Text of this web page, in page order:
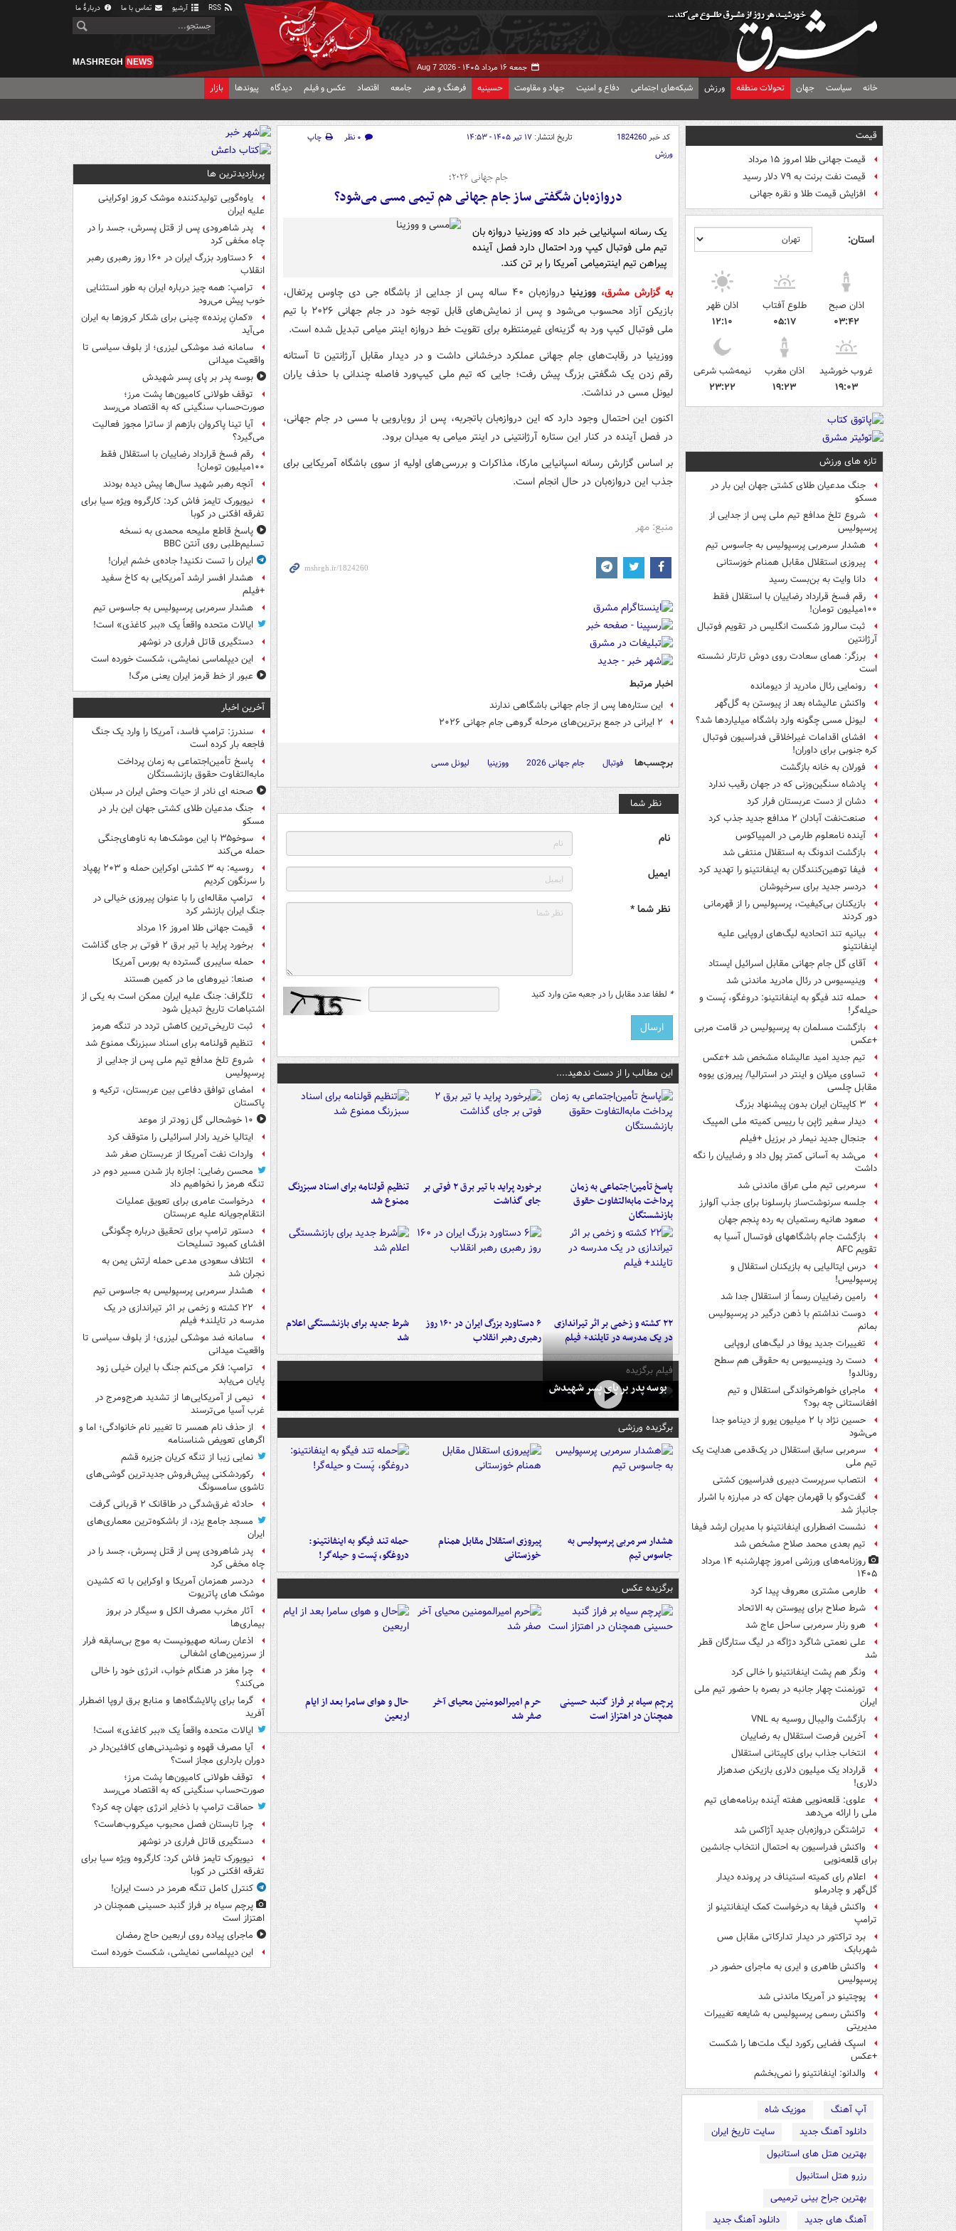
آرشیو تماس با ما دربارهٔ ما
جمعه ۱۶ مرداد ۱۴۰۵ - Aug 7 2026
MASHREGH NEWS
خانه سیاست جهان تحولات منطقه ورزش شبکه‌های اجتماعی دفاع و امنیت جهاد و مقاومت حسینیه فرهنگ و هنر جامعه اقتصاد عکس و فیلم دیدگاه پیوندها بازار
قیمت
قیمت جهانی طلا امروز ۱۵ مرداد
قیمت نفت برنت به ۷۹ دلار رسید
افزایش قیمت طلا و نقره جهانی
استان:
اذان صبح
۰۳:۴۲
طلوع آفتاب
۰۵:۱۷
اذان ظهر
۱۲:۱۰
غروب خورشید
۱۹:۰۳
اذان مغرب
۱۹:۲۳
نیمه‌شب شرعی
۲۳:۲۲
تازه های ورزش
جنگ مدعیان طلای کشتی جهان این بار در
مسکو
شروع تلخ مدافع تیم ملی پس از جدایی از
پرسپولیس
هشدار سرمربی پرسپولیس به جاسوس تیم
پیروزی استقلال مقابل همنام خوزستانی
دانا وایت به بن‌بست رسید
رقم فسخ قرارداد رضاییان با استقلال فقط
۱۰۰میلیون تومان!
ثبت سالروز شکست انگلیس در تقویم فوتبال
آرژانتین
برزگر: همای سعادت روی دوش تارتار نشسته
است
رونمایی رئال مادرید از دیومانده
واکنش عالیشاه بعد از پیوستن به گل‌گهر
لیونل مسی چگونه وارد باشگاه میلیاردها شد؟
افشای اقدامات غیراخلاقی فدراسیون فوتبال
کره جنوبی برای داوران!
فورلان به خانه بازگشت
پادشاه سنگین‌وزنی که در جهان رقیب ندارد
دشان از دست عربستان فرار کرد
صنعت‌نفت آبادان ۲ مدافع جدید جذب کرد
آینده نامعلوم طارمی در المپیاکوس
بازگشت اندونگ به استقلال منتفی شد
فیفا توهین‌کنندگان به اینفانتینو را تهدید کرد
دردسر جدید برای سرخپوشان
بازیکنان بی‌کیفیت، پرسپولیس را از قهرمانی
دور کردند
بیانیه تند اتحادیه لیگ‌های اروپایی علیه
اینفانتینو
آقای گل جام جهانی مقابل اسرائیل ایستاد
وینیسیوس در رئال مادرید ماندنی شد
حمله تند فیگو به اینفانتینو: دروغگو، پَست‌ و
حیله‌گر!
بازگشت مسلمان به پرسپولیس در قامت مربی
+عکس
تیم جدید امید عالیشاه مشخص شد +عکس
تساوی میلان و اینتر در استرالیا/ پیروزی یووه
مقابل چلسی
۳ کاپیتان ایران بدون پیشنهاد بزرگ
دیدار سفیر ژاپن با رییس کمیته ملی المپیک
جنجال جدید نیمار در برزیل +فیلم
می‌شد به آسانی کمتر پول داد و رضاییان را نگه
داشت
سرمربی تیم ملی عراق ماندنی شد
جلسه سرنوشت‌ساز بارسلونا برای جذب آلوارز
صعود هانیه رستمیان به رده پنجم جهان
بازگشت جام باشگاههای فوتسال آسیا به
تقویم AFC
درس ایتالیایی‌ به بازیکنان استقلال و
پرسپولیس!
رامین رضاییان رسماً از استقلال جدا شد
دوست نداشتم با ذهن درگیر در پرسپولیس
بمانم
تغییرات جدید یوفا در لیگ‌های اروپایی
دست رد وینیسیوس به حقوقی هم سطح
رونالدو!
ماجرای خواهرخواندگی استقلال و تیم
افغانستانی چه بود؟
حسین نژاد با ۲ میلیون یورو از دینامو جدا
می‌شود
سرمربی سابق استقلال در یک‌قدمی هدایت یک
تیم ملی
انتصاب سرپرست دبیری فدراسیون کشتی
گفت‌وگو با قهرمان جهان که در مبارزه با اشرار
جانباز شد
نشست اضطراری اینفانتینو با مدیران ارشد فیفا
تیم بعدی محمد صلاح مشخص شد
روزنامه‌های ورزشی امروز چهارشنبه ۱۴ مرداد
۱۴۰۵
طارمی مشتری معروف پیدا کرد
شرط صلاح برای پیوستن به الاتحاد
هرو رنار سرمربی ساحل عاج شد
علی نعمتی شاگرد دژاگه در لیگ ستارگان قطر
شد
ونگر هم پشت اینفانتینو را خالی کرد
تورنمنت چهار جانبه در بصره با حضور تیم ملی
ایران
بازگشت والیبال روسیه به VNL
آخرین فرصت استقلال به رضاییان
انتخاب جذاب برای کاپیتانی استقلال
قرارداد یک میلیون دلاری بازیکن صدهزار
دلاری!
علوی: قلعه‌نویی هفته آینده برنامه‌های تیم
ملی را ارائه می‌دهد
تراِشتگن دروازه‌بان جدید آژاکس شد
واکنش فدراسیون به احتمال انتخاب جانشین
برای قلعه‌نویی
اعلام رای کمیته استیناف در پرونده دیدار
گل‌گهر و چادرملو
واکنش فیفا به درخواست کمک اینفانتینو از
ترامپ
برد تراکتور در دیدار تدارکاتی مقابل مس
شهربابک
واکنش طاهری و ایری به ماجرای حضور در
پرسپولیس
پوچتینو در آمریکا ماندنی شد
واکنش رسمی پرسپولیس به شایعه تغییرات
مدیریتی
اسپک فضایی رکورد لیگ ملت‌ها را شکست
+عکس
والدانو: اینفانتینو را نمی‌بخشم
آپ آهنگ
موزیک شاه
دانلود آهنگ جدید
سایت تاریخ ایران
بهترین هتل های استانبول
رزرو هتل استانبول
بهترین جراح بینی ترمیمی
آهنگ های جدید
دانلود آهنگ جدید
کد خبر1824260 تاریخ انتشار: ۱۷ تیر ۱۴۰۵ - ۱۴:۵۳ ۰ نظر
چاپ
ورزش
جام جهانی ۲۰۲۶؛
دروازه‌بان شگفتی ساز جام جهانی هم تیمی مسی می‌شود؟
یک رسانه اسپانیایی خبر داد که ووزینیا دروازه بان
تیم ملی فوتبال کیپ ورد احتمال دارد فصل آینده
پیراهن تیم اینترمیامی آمریکا را بر تن کند.
به گزارش مشرق، ووزینیا
دروازه‌بان ۴۰ ساله پس از جدایی از باشگاه جی دی چاوس پرتغال،
بازیکن آزاد محسوب می‌شود و پس از نمایش‌های قابل توجه خود در جام جهانی ۲۰۲۶ با تیم
ملی فوتبال کیپ ورد به گزینه‌ای غیرمنتظره برای تقویت خط دروازه اینتر میامی تبدیل شده است.
ووزینیا در رقابت‌های جام جهانی عملکرد درخشانی داشت و در دیدار مقابل آرژانتین تا آستانه
رقم زدن یک شگفتی بزرگ پیش رفت؛ جایی که تیم ملی کیپ‌ورد فاصله چندانی با حذف یاران
لیونل مسی در نداشت.
اکنون این احتمال وجود دارد که این دروازه‌بان باتجربه، پس از رویارویی با مسی در جام جهانی،
در فصل آینده در کنار این ستاره آرژانتینی در اینتر میامی به میدان برود.
بر اساس گزارش رسانه اسپانیایی مارکا، مذاکرات و بررسی‌های اولیه از سوی باشگاه آمریکایی برای
جذب این دروازه‌بان در حال انجام است.
منبع: مهر
اخبار مرتبط
این ستاره‌ها پس از جام جهانی باشگاهی ندارند
۲ ایرانی در جمع برترین‌های مرحله گروهی جام جهانی ۲۰۲۶
برچسب‌ها فوتبال جام جهانی 2026 ووزینیا لیونل مسی
نظر شما
نام
ایمیل
نظر شما *
* لطفا عدد مقابل را در جعبه متن وارد کنید
این مطالب را از دست ندهید....
پاسخ تأمین‌اجتماعی به زمان
پرداخت مابه‌التفاوت حقوق
بازنشستگان
برخورد پراید با تیر برق ۲ فوتی بر
جای گذاشت
تنظیم قولنامه برای اسناد سبزرنگ
ممنوع شد
۲۲ کشته و زخمی بر اثر تیراندازی
در یک مدرسه در تایلند+ فیلم
۶ دستاورد بزرگ ایران در ۱۶۰ روز
رهبری رهبر انقلاب
شرط جدید برای بازنشستگی اعلام
شد
فیلم برگزیده
بوسه‌ پدر بر پای پسر شهیدش
برگزیده ورزشی
هشدار سرمربی پرسپولیس به
جاسوس تیم
پیروزی استقلال مقابل همنام
خوزستانی
حمله تند فیگو به اینفانتینو:
دروغگو، پَست‌ و حیله‌گر!
برگزیده عکس
پرچم سیاه بر فراز گنبد حسینی
همچنان در اهتزاز است
حرم امیرالمومنین محیای آخر
صفر شد
حال و هوای سامرا بعد از ایام
اربعین
پربازدیدترین ها
یاوه‌گویی تولیدکننده موشک کروز اوکراینی
علیه ایران
پدر شاهرودی پس از قتل پسرش، جسد را در
چاه مخفی کرد
۶ دستاورد بزرگ ایران در ۱۶۰ روز رهبری رهبر
انقلاب
ترامپ: همه چیز درباره ایران به طور استثنایی
خوب پیش می‌رود
«کمانِ پرنده» چینی برای شکار کروزها به ایران
می‌آید
سامانه ضد موشکی لیزری؛ از بلوف سیاسی تا
واقعیت میدانی
بوسه‌ پدر بر پای پسر شهیدش
توقف طولانی کامیون‌ها پشت مرز؛
صورت‌حساب سنگینی که به اقتصاد می‌رسد
آیا تینا پاکروان بازهم از ساترا مجوز فعالیت
می‌گیرد؟
رقم فسخ قرارداد رضاییان با استقلال فقط
۱۰۰میلیون تومان!
آنچه رهبر شهید سال‌ها پیش دیده بودند
نیویورک تایمز فاش کرد: کارگروه ویژه سیا برای
تفرقه افکنی در کوبا
پاسخ قاطع ملیحه محمدی به نسخه
تسلیم‌طلبی روی آنتن BBC
ایران را تست نکنید! جاده‌ی خشم ایران!
هشدار افسر ارشد آمریکایی به کاخ سفید
+فیلم
هشدار سرمربی پرسپولیس به جاسوس تیم
ایالات متحده واقعاً یک «ببر کاغذی» است!
دستگیری قاتل فراری در نوشهر
این دیپلماسی نمایشی، شکست خورده است
عبور از خط قرمز ایران یعنی مرگ!
آخرین اخبار
سندرز: ترامپ فاسد، آمریکا را وارد یک جنگ
فاجعه بار کرده است
پاسخ تأمین‌اجتماعی به زمان پرداخت
مابه‌التفاوت حقوق بازنشستگان
صحنه ای نادر از حیات وحش ایران در سبلان
جنگ مدعیان طلای کشتی جهان این بار در
مسکو
سوخو۳۵ با این موشک‌ها به ناوهای‌جنگی
حمله می‌کند
روسیه: به ۳ کشتی اوکراین حمله و ۲۰۳ پهپاد
را سرنگون کردیم
ترامپ مقاله‌ای را با عنوان پیروزی خیالی در
جنگ ایران بازنشر کرد
قیمت جهانی طلا امروز ۱۶ مرداد
برخورد پراید با تیر برق ۲ فوتی بر جای گذاشت
حمله سایبری گسترده به بورس آمریکا
صنعا: نیروهای ما در کمین‌ هستند
تلگراف: جنگ علیه ایران ممکن است به یکی از
اشتباهات تاریخ تبدیل شود
ثبت تاریخی‌ترین کاهش تردد در تنگه هرمز
تنظیم قولنامه برای اسناد سبزرنگ ممنوع شد
شروع تلخ مدافع تیم ملی پس از جدایی از
پرسپولیس
امضای توافق دفاعی بین عربستان، ترکیه و
پاکستان
۱۰ خوشحالی گل زودتر از موعد
ایتالیا خرید رادار اسرائیلی را متوقف کرد
واردات نفت آمریکا از عربستان صفر شد
محسن رضایی: اجازه باز شدن مسیر دوم در
تنگه هرمز را نخواهیم داد
درخواست عامری برای تعویق عملیات
انتقام‌جویانه علیه عربستان
دستور ترامپ برای تحقیق درباره چگونگی
افشای کمبود تسلیحات
ائتلاف سعودی مدعی حمله ارتش یمن به
نجران شد
هشدار سرمربی پرسپولیس به جاسوس تیم
۲۲ کشته و زخمی بر اثر تیراندازی در یک
مدرسه در تایلند+ فیلم
سامانه ضد موشکی لیزری؛ از بلوف سیاسی تا
واقعیت میدانی
ترامپ: فکر می‌کنم جنگ با ایران خیلی زود
پایان می‌یابد
نیمی از آمریکایی‌ها از تشدید هرج‌ومرج در
غرب آسیا می‌ترسند
از حذف نام همسر تا تغییر نام خانوادگی؛ اما و
اگرهای تعویض شناسنامه
نمایی زیبا از تنگه کریان جزیره قشم
رکوردشکنی پیش‌فروش جدیدترین گوشی‌های
تاشوی سامسونگ
حادثه غرق‌شدگی در طاقانک ۲ قربانی گرفت
مسجد جامع یزد، از باشکوه‌ترین معماری‌های
ایران
پدر شاهرودی پس از قتل پسرش، جسد را در
چاه مخفی کرد
دردسر همزمان آمریکا و اوکراین با ته کشیدن
موشک های پاتریوت
آثار مخرب مصرف الکل و سیگار در بروز
بیماری‌ها
اذعان رسانه صهیونیست به موج بی‌سابقه فرار
از سرزمین‌های اشغالی
چرا مغز در هنگام خواب، انرژی خود را خالی
می‌کند؟
گرما برای پالایشگاه‌ها و منابع برق اروپا اضطرار
آفرید
ایالات متحده واقعاً یک «ببر کاغذی» است!
آیا مصرف قهوه و نوشیدنی‌های کافئین‌دار در
دوران بارداری مجاز است؟
توقف طولانی کامیون‌ها پشت مرز؛
صورت‌حساب سنگینی که به اقتصاد می‌رسد
حماقت ترامپ با ذخایر انرژی جهان چه کرد؟
چرا تابستان فصل محبوب میکروب‌هاست؟
دستگیری قاتل فراری در نوشهر
نیویورک تایمز فاش کرد: کارگروه ویژه سیا برای
تفرقه افکنی در کوبا
کنترل کامل تنگه هرمز در دست ایران!
پرچم سیاه بر فراز گنبد حسینی همچنان در
اهتزاز است
ماجرای پیاده روی اربعین حاج رمضان
این دیپلماسی نمایشی، شکست خورده است